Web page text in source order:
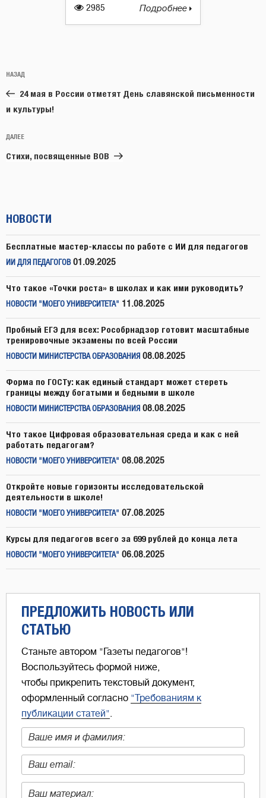
2985 Подробнее
по
записям
Предыдущая
запись:
НАЗАД
24 мая в России отметят День славянской письменности
и культуры!
Следующая
запись
ДАЛЕЕ
Стихи, посвященные ВОВ
НОВОСТИ
Бесплатные мастер-классы по работе с ИИ для педагогов
ИИ ДЛЯ ПЕДАГОГОВ 01.09.2025
Что такое «Точки роста» в школах и как ими руководить?
НОВОСТИ "МОЕГО УНИВЕРСИТЕТА" 11.08.2025
Пробный ЕГЭ для всех: Рособрнадзор готовит масштабные
тренировочные экзамены по всей России
НОВОСТИ МИНИСТЕРСТВА ОБРАЗОВАНИЯ 08.08.2025
Форма по ГОСТу: как единый стандарт может стереть
границы между богатыми и бедными в школе
НОВОСТИ МИНИСТЕРСТВА ОБРАЗОВАНИЯ 08.08.2025
Что такое Цифровая образовательная среда и как с ней
работать педагогам?
НОВОСТИ "МОЕГО УНИВЕРСИТЕТА" 08.08.2025
Откройте новые горизонты исследовательской
деятельности в школе!
НОВОСТИ "МОЕГО УНИВЕРСИТЕТА" 07.08.2025
Курсы для педагогов всего за 699 рублей до конца лета
НОВОСТИ "МОЕГО УНИВЕРСИТЕТА" 06.08.2025
ПРЕДЛОЖИТЬ НОВОСТЬ ИЛИ
СТАТЬЮ
Станьте автором "Газеты педагогов"!
Воспользуйтесь формой ниже,
чтобы прикрепить текстовый документ,
оформленный согласно "Требованиям к
публикации статей".